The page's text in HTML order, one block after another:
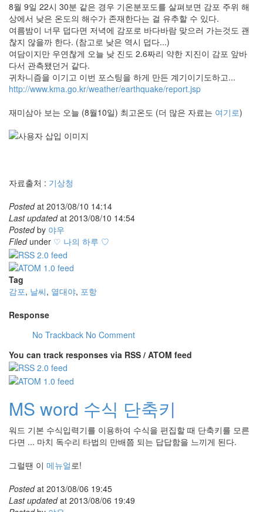
8월 9일 22시 30분 같은 경우 기온분포도를 살펴보면 감포 주위 해
상에서 낮은 온도의 해수가 존재한다는 걸 유추할 수 있다.
여름밤이 너무 덥다면 저녁에 감포로 바다바람 맞으러 가는것도 괜
찮지 않을까 한다. (참고로 낮은 역시 덥다...)
여담이지만 우연찮게 오늘 낮 진도 2.6짜리 약한 지진이 감포 앞바
다서 관측됐던거 같다.
귀차니즘을 이기고 이번 포스팅을 하게 만든 계기이기도하고...
http://www.kma.go.kr/weather/earthquake/report.jsp
재미삼아 보는 오늘 (8월10일) 최고온도 (더 많은 자료는 여기로)
자료출처 : 기상청
Postedat 2013/08/10 14:14
Last updatedat 2013/08/10 14:54
Postedby 야우
Filedunder ♡ 나의 하루 ♡
Tag
감포, 날씨, 열대야, 포항
Response
No Trackback No Comment
You can track responses via RSS / ATOM feed
MS word 수식 단축키
워드 기본 수식입력기를 이용하여 수식을 편집할 때 단축키를 모른
다면 ... 마치 독수리 타법의 만배쯤 되는 답답함을 느끼게 된다.
그럴땐 이 메뉴얼 로!
Postedat 2013/08/06 19:45
Last updatedat 2013/08/06 19:49